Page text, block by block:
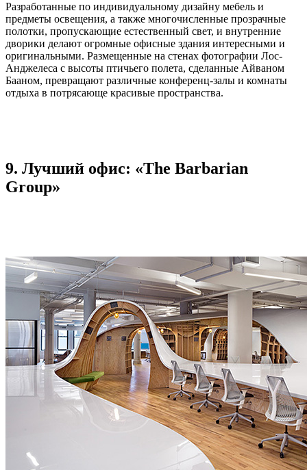
Разработанные по индивидуальному дизайну мебель и
предметы освещения, а также многочисленные прозрачные
полотки, пропускающие естественный свет, и внутренние
дворики делают огромные офисные здания интересными и
оригинальными. Размещенные на стенах фотографии Лос-
Анджелеса с высоты птичьего полета, сделанные Айваном
Бааном, превращают различные конференц-залы и комнаты
отдыха в потрясающе красивые пространства.
9. Лучший офис: «The Barbarian
Group»